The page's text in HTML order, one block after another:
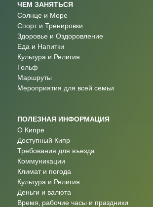
ЧЕМ ЗАНЯТЬСЯ
Солнце и Море
Спорт и Тренировки
Здоровье и Оздоровление
Еда и Напитки
Культура и Религия
Гольф
Маршруты
Мероприятия для всей семьи
ПОЛЕЗНАЯ ИНФОРМАЦИЯ
О Кипре
Доступный Кипр
Требования для въезда
Коммуникации
Климат и погода
Культура и Религия
Деньги и валюта
Время, рабочие часы и праздники